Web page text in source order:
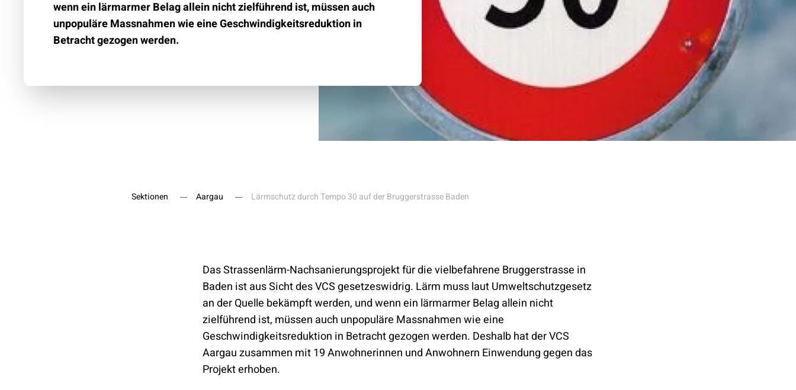
wenn ein lärmarmer Belag allein nicht zielführend ist, müssen auch
unpopuläre Massnahmen wie eine Geschwindigkeitsreduktion in
Betracht gezogen werden.
Sektionen Aargau Lärmschutz durch Tempo 30 auf der Bruggerstrasse Baden
Das Strassenlärm-Nachsanierungsprojekt für die vielbefahrene Bruggerstrasse in
Baden ist aus Sicht des VCS gesetzeswidrig. Lärm muss laut Umweltschutzgesetz
an der Quelle bekämpft werden, und wenn ein lärmarmer Belag allein nicht
zielführend ist, müssen auch unpopuläre Massnahmen wie eine
Geschwindigkeitsreduktion in Betracht gezogen werden. Deshalb hat der VCS
Aargau zusammen mit 19 Anwohnerinnen und Anwohnern Einwendung gegen das
Projekt erhoben.